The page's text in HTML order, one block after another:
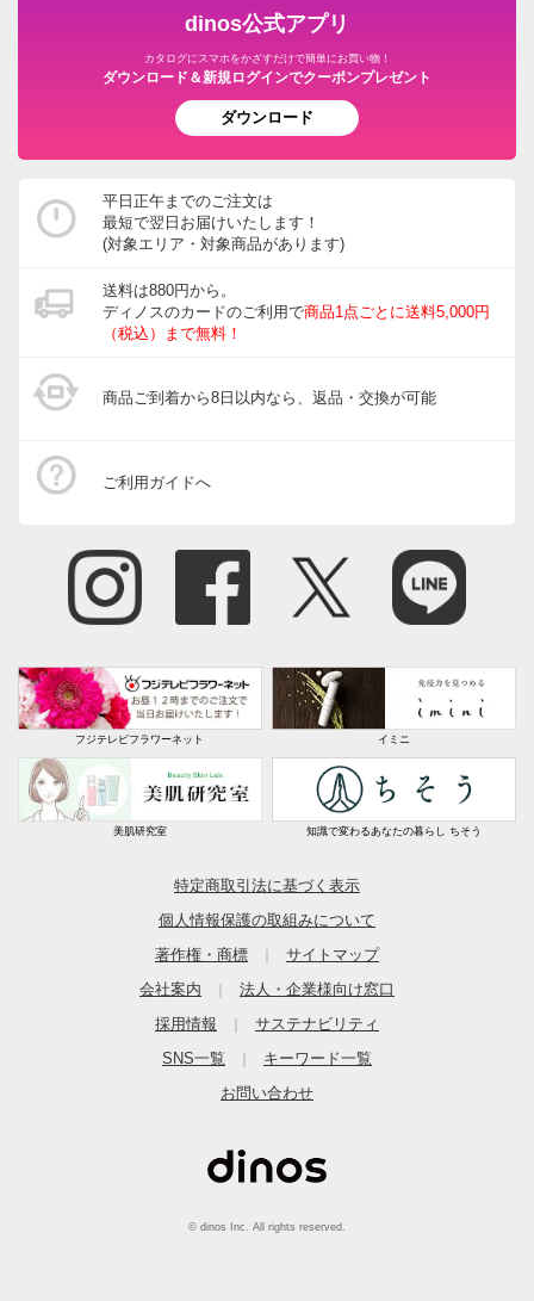
dinos公式アプリ
カタログにスマホをかざすだけで簡単にお買い物！
ダウンロード＆新規ログインでクーポンプレゼント
ダウンロード
平日正午までのご注文は
最短で翌日お届けいたします！
(対象エリア・対象商品があります)
送料は880円から。
ディノスのカードのご利用で商品1点ごとに送料5,000円
（税込）まで無料！
商品ご到着から8日以内なら、返品・交換が可能
ご利用ガイドへ
フジテレビフラワーネット イミニ
美肌研究室 知識で変わるあなたの暮らし ちそう
特定商取引法に基づく表示
個人情報保護の取組みについて
著作権・商標
｜
サイトマップ
会社案内
｜
法人・企業様向け窓口
採用情報
｜
サステナビリティ
SNS一覧
｜
キーワード一覧
お問い合わせ
© dinos Inc. All rights reserved.